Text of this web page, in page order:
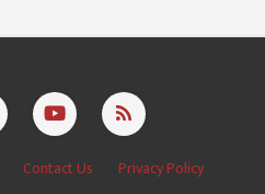
Contact Us Privacy Policy